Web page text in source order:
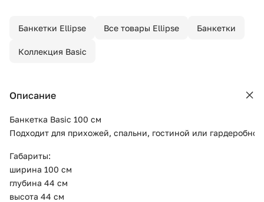
Банкетки Ellipse Все товары Ellipse Банкетки
Коллекция Basic
Описание
Банкетка Basic 100 см
Подходит для прихожей, спальни, гостиной или
Габариты:
ширина 100 см
глубина 44 см
высота 44 см